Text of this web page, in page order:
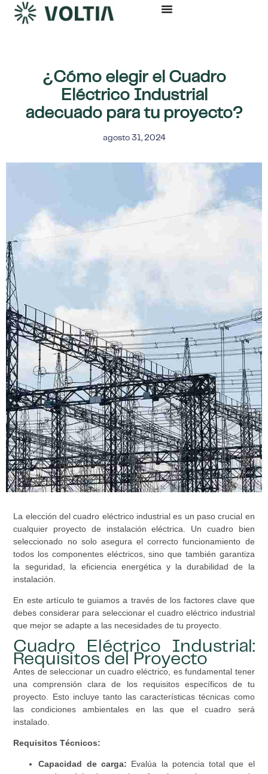
¿Cómo elegir el Cuadro
Eléctrico Industrial
adecuado para tu proyecto?
agosto 31, 2024
La elección del cuadro eléctrico industrial es un paso crucial en
cualquier proyecto de instalación eléctrica. Un cuadro bien
seleccionado no solo asegura el correcto funcionamiento de
todos los componentes eléctricos, sino que también garantiza
la seguridad, la eficiencia energética y la durabilidad de la
instalación.
En este artículo te guiamos a través de los factores clave que
debes considerar para seleccionar el cuadro eléctrico industrial
que mejor se adapte a las necesidades de tu proyecto.
Cuadro Eléctrico Industrial:
Requisitos del Proyecto
Antes de seleccionar un cuadro eléctrico, es fundamental tener
una comprensión clara de los requisitos específicos de tu
proyecto. Esto incluye tanto las características técnicas como
las condiciones ambientales en las que el cuadro será
instalado.
Requisitos Técnicos:
Capacidad de carga: Evalúa la potencia total que el